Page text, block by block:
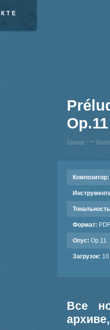
Главная
Композитор:
Формат: PDF
Опус: Op.11
Загрузок: 10
Все